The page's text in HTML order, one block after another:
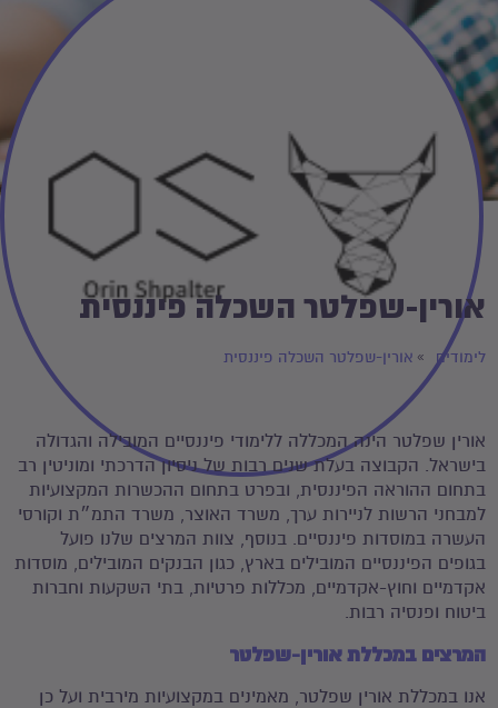
אורין-שפלטר השכלה פיננסית
לימודים אורין-שפלטר השכלה פיננסית
אורין שפלטר הינה המכללה ללימודי פיננסיים המובילה והגדולה
בישראל. הקבוצה בעלת שנים רבות של ניסיון הדרכתי ומוניטין רב
בתחום ההוראה הפיננסית, ובפרט בתחום ההכשרות המקצועיות
למבחני הרשות לניירות ערך, משרד האוצר, משרד התמ״ת וקורסי
העשרה במוסדות פיננסיים. בנוסף, צוות המרצים שלנו פועל
בגופים הפיננסיים המובילים בארץ, כגון הבנקים המובילים, מוסדות
אקדמיים וחוץ-אקדמיים, מכללות פרטיות, בתי השקעות וחברות
ביטוח ופנסיה רבות.
המרצים במכללת אורין-שפלטר
אנו במכללת אורין שפלטר, מאמינים במקצועיות מירבית ועל כן